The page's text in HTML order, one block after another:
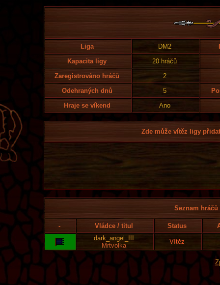
Liga DM2
Kapacita ligy
20 hráčů
Zaregistrováno hráčů
2
Odehraných dnů
5
Hraje se víkend
Ano
Zde může vítěz ligy
Seznam
- Vládce / titul Status
dark_angel_III
Mrtvolka
Vítěz